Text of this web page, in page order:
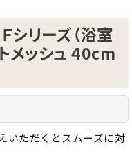
シリーズ（浴室
メッシュ 40cm
いただくとスムーズに対